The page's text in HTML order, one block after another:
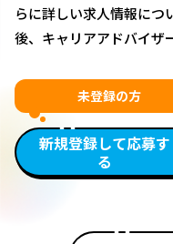
らに詳しい求人情報につ
後、キャリアアドバイザ
未登録の方
新規登録して応募す
る